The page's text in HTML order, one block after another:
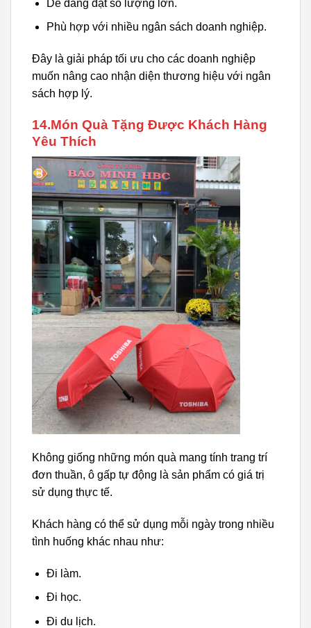
Dễ dàng đặt số lượng lớn.
Phù hợp với nhiều ngân sách doanh nghiệp.
Đây là giải pháp tối ưu cho các doanh nghiệp
muốn nâng cao nhận diện thương hiệu với ngân
sách hợp lý.
14.Món Quà Tặng Được Khách Hàng
Yêu Thích
Không giống những món quà mang tính trang trí
đơn thuần, ô gấp tự động là sản phẩm có giá trị
sử dụng thực tế.
Khách hàng có thể sử dụng mỗi ngày trong nhiều
tình huống khác nhau như:
Đi làm.
Đi học.
Đi du lịch.